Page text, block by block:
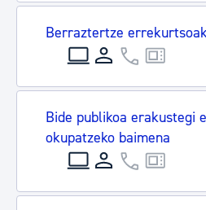
Berraztertze
Bide publikoa erakustegi
okupatzeko baimena